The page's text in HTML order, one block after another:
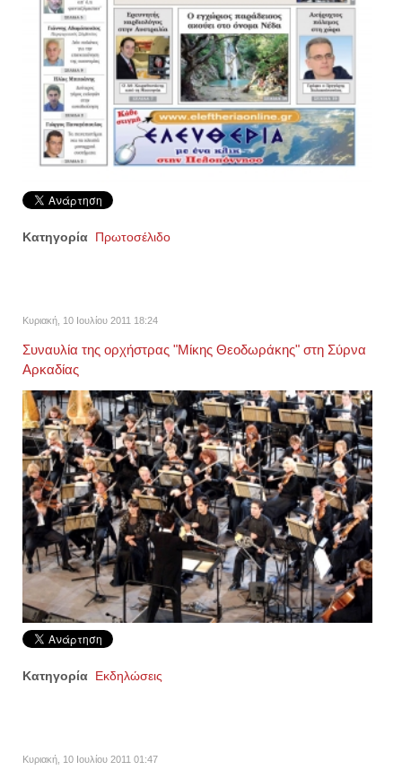
Κατηγορία Πρωτοσέλιδο
Κυριακή, 10 Ιουλίου 2011 18:24
Συναυλία της ορχήστρας "Μίκης Θεοδωράκης" στη Σύρνα
Αρκαδίας
Κατηγορία Εκδηλώσεις
Κυριακή, 10 Ιουλίου 2011 01:47